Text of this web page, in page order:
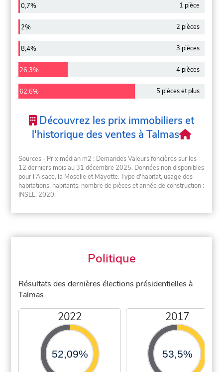
0,7% 1 pièce
2% 2 pièces
8,4% 3 pièces
26,3% 4 pièces
62,6% 5 pièces et plus
Découvrez les prix immobiliers et
l'historique des ventes à Talmas
Sources - Prix médian m2 : Demandes Valeurs foncières sur les
12 derniers mois au 31 décembre 2025. Données non disponibles
pour l'Alsace, la Moselle et Mayotte. Type d'habitat, usage des
habitations, habitants, nombre de pièces et année de construction :
INSEE, 2020.
Politique
Résultats des dernières élections présidentielles à
Talmas.
2022
52,09%
2017
53,5%